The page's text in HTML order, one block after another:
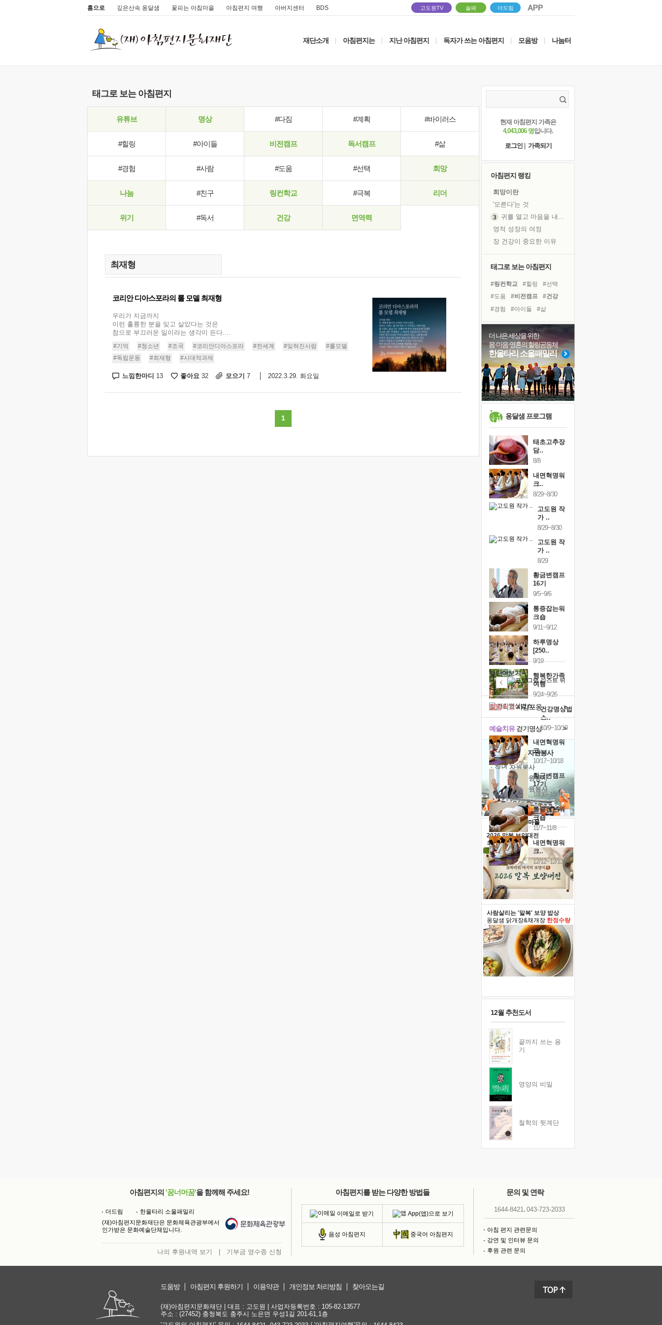
홈으로 깊은산속 옹달샘 꽃피는 아침마을 아침편지 여행 아버지센터 BDS 고도원TV 솔패 더드림
재단소개 아침편지는 지난 아침편지 독자가 쓰는 아침편지 모음방 나눔터
태그로 보는 아침편지
유튜브 명상 #다짐 #계획 #바이러스
#힐링 #아이들 비전캠프 독서캠프 #삶
#경험 #사람 #도움 #선택 희망
나눔 #친구 링컨학교 #극복 리더
위기 #독서 건강 면역력
코리안 디아스포라의 롤 모델 최재형
우리가 지금까지
이런 훌륭한 분을 잊고 살았다는 것은
참으로 부끄러운 일이라는 생각이 든다....
#기억 #청소년 #조국 #코리안디아스포라 #전세계 #잊혀진사람
#롤모델
#독립운동
#최재형 #시대적과제
느낌한마디 13 좋아요 32 모으기 7 2022.3.29. 화요일
1
현재 아침편지 가족은
4,043,006 명입니다.
로그인
가족되기
아침편지 랭킹
희망이란
'모른다'는 것
귀를 열고 마음을 내어주고
영적 성장의 여정
장 건강이 중요한 이유
흙이 된 몸으로 출근하는 여자
꿈이 실제가 되는 것
'말 타는 법'을 먼저
졸업식 사진을 보며
아픈 아버지를 위한 공간 설계
극심한 변비, 어깨결림, 수면 장애
보고 싶은 어머니
유년 시절의 부산 영도 바다
못된 꼰대들
거울 속의 나
태그로 보는 아침편지
#링컨학교 #힐링
#선택
#도움
#비전캠프
#건강
#경험
#아이들
#삶
#리더
#다짐
#극복
#계획
#독서캠프
#유튜브
#친구
#사람
#면역력
#나눔
#희망
#명상
더 나은 세상을 위한
몸·마음·영혼의 힐링공동체
한울타리 소울패밀리
옹달샘 프로그램
태초고추장
담..
8/8
내면혁명워
크..
8/29~8/30
고도원 작
가 ..
8/29~8/30
고도원 작
가 ..
8/29
황금변캠프
16기
9/5~9/6
통증잡는워
크숍
9/11~9/12
하루명상
[250..
9/19
행복한가족
여행
9/24~9/26
건강명상법
스..
10/9~10/10
내면혁명워
크..
10/17~10/18
황금변캠프
17기
10/30~10/31
통증잡는워
크숍
11/7~11/8
내면혁명워
크..
12/12~12/13
캘린더보기+
예술치유걷기명상 >
힐링허그사감포옹 >
'옹달샘의 꽃'자원봉사
· 청년 자원봉사
· 금빛청년 자원봉사
· 음식연구 자원봉사
2026 말복 보양대전
최대74%할인
사람살리는 '말복' 보양 밥상
옹달샘 닭개장&채개장 한정수량
12월 추천도서
끝까지 쓰는 용
기
영양의 비밀
철학의 뒷계단
아침편지의 '꿈너머꿈'을 함께해 주세요!
더드림
한울타리 소울패밀리
(재)아침편지문화재단은 문화체육관광부에서
인가받은 문화예술단체입니다.
나의 후원내역 보기 기부금 영수증 신청
아침편지를 받는 다양한 방법들
이메일로 받기 App(앱)으로 보기
음성 아침편지 중국어 아침편지
문의 및 연락
1644-8421, 043-723-2033
아침 편지 관련문의
강연 및 인터뷰 문의
후원 관련 문의
도움방 아침편지 후원하기 이용약관 개인정보 처리방침 찾아오는길
(재)아침편지문화재단 | 대표 : 고도원 | 사업자등록번호 : 105-82-13577
주소 : (27452) 충청북도 충주시 노은면 우성1길 201-61,1층